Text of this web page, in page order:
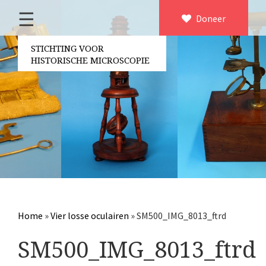
×
Home
Over ons
Contact
Bestuur
Vrijwilligers
Partners
Jaarverslagen
Microscopen
Elektrische meetapparatuur
Doneer
☰
STICHTING VOOR
HISTORISCHE MICROSCOPIE
Home »Vier losse oculairen »SM500_IMG_8013_ftrd
SM500_IMG_8013_ftrd